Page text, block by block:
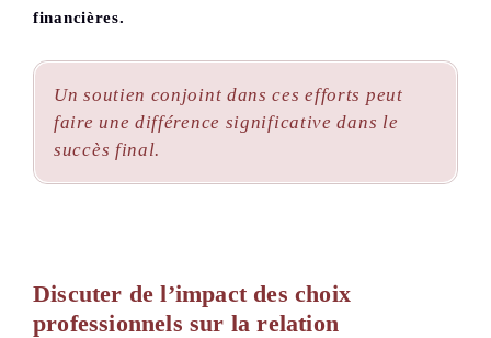
financières.
Un soutien conjoint dans ces efforts peut
faire une différence significative dans le
succès final.
Discuter de l’impact des choix
professionnels sur la relation